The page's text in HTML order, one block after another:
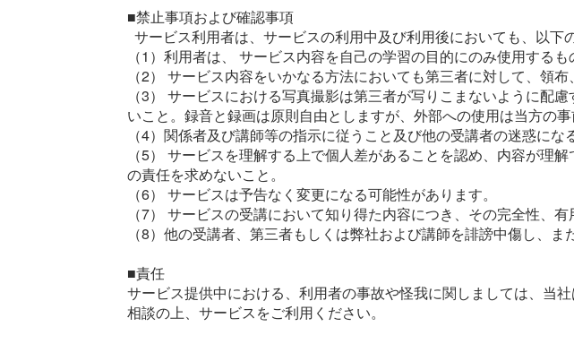
■禁止事項および確認事項
サービス利用者は、サービスの利用中及び利用後においても、以下
（1）利用者は、 サービス内容を自己の学習の目的にのみ使用する
（2） サービス内容をいかなる方法においても第三者に対して、領
（3） サービスにおける写真撮影は第三者が写りこまないように配
いこと。録音と録画は原則自由としますが、外部への使用は当方の事
（4）関係者及び講師等の指示に従うこと及び他の受講者の迷惑にな
（5） サービスを理解する上で個人差があることを認め、内容が理
の責任を求めないこと。
（6） サービスは予告なく変更になる可能性があります。
（7） サービスの受講において知り得た内容につき、その完全性、
（8）他の受講者、第三者もしくは弊社および講師を誹謗中傷し、ま
■責任
サービス提供中における、利用者の事故や怪我に関しましては、当
相談の上、サービスをご利用ください。